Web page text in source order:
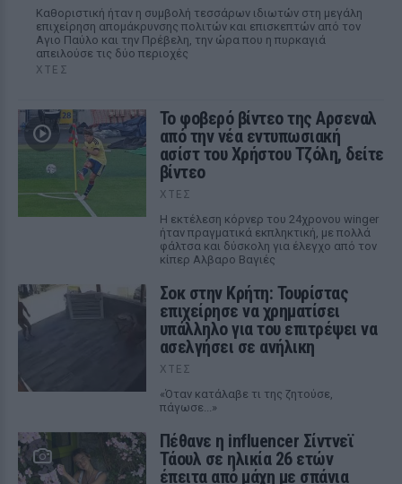
Καθοριστική ήταν η συμβολή τεσσάρων ιδιωτών στη μεγάλη
επιχείρηση απομάκρυνσης πολιτών και επισκεπτών από τον
Αγιο Παύλο και την Πρέβελη, την ώρα που η πυρκαγιά
απειλούσε τις δύο περιοχές
ΧΤΕΣ
Το φοβερό βίντεο της Αρσεναλ
από την νέα εντυπωσιακή
ασίστ του Χρήστου Τζόλη, δείτε
βίντεο
ΧΤΕΣ
Η εκτέλεση κόρνερ του 24χρονου winger
ήταν πραγματικά εκπληκτική, με πολλά
φάλτσα και δύσκολη για έλεγχο από τον
κίπερ Αλβαρο Βαγιές
Σοκ στην Κρήτη: Τουρίστας
επιχείρησε να χρηματίσει
υπάλληλο για του επιτρέψει να
ασελγήσει σε ανήλικη
ΧΤΕΣ
«Όταν κατάλαβε τι της ζητούσε,
πάγωσε...»
Πέθανε η influencer Σίντνεϊ
Τάουλ σε ηλικία 26 ετών
έπειτα από μάχη με σπάνια